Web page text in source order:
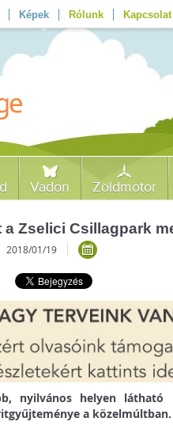
Képek Rólunk Kapcsolat
Vadon Zöldmotor
Zselici Csillagpark
2018/01/19
nyilvános helyen
a közelmúltban.